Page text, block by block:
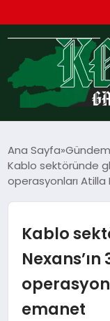
TEKNOLOJI
MAGAZIN
Ana Sayfa Gündem
Kablo sektöründe
operasyonları
Kablo
emanet